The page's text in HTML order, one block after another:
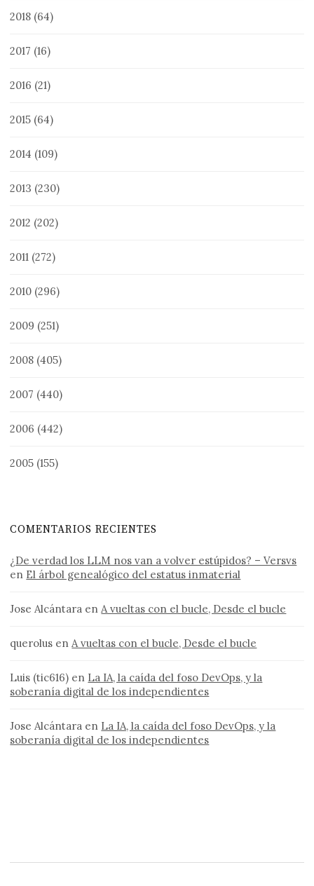
2018 (64)
2017 (16)
2016 (21)
2015 (64)
2014 (109)
2013 (230)
2012 (202)
2011 (272)
2010 (296)
2009 (251)
2008 (405)
2007 (440)
2006 (442)
2005 (155)
COMENTARIOS RECIENTES
¿De verdad los LLM nos van a volver estúpidos? – Versvs
en El árbol genealógico del estatus inmaterial
Jose Alcántara enA vueltas con el bucle, Desde el bucle
querolus enA vueltas con el bucle, Desde el bucle
Luis (tic616) en La IA, la caída del foso DevOps, y la
soberanía digital de los independientes
Jose Alcántara en La IA, la caída del foso DevOps, y la
soberanía digital de los independientes